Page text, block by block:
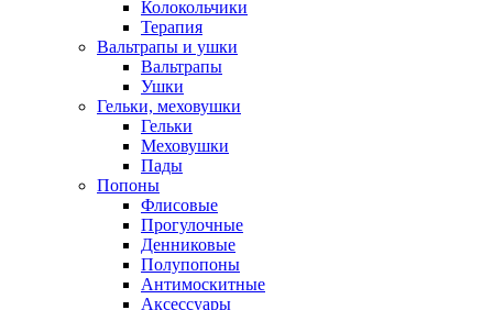
Колокольчики
Терапия
Вальтрапы и ушки
Вальтрапы
Ушки
Гельки, меховушки
Гельки
Меховушки
Пады
Попоны
Флисовые
Прогулочные
Денниковые
Полупопоны
Антимоскитные
Аксессуары